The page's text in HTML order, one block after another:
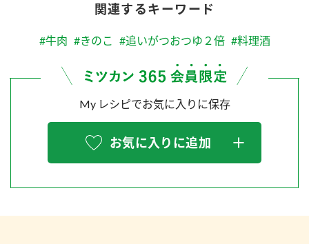
関連するキーワード
#牛肉 #きのこ #追いがつおつゆ２倍 #料理酒
My レシピでお気に入りに保存
お気に入りに追加